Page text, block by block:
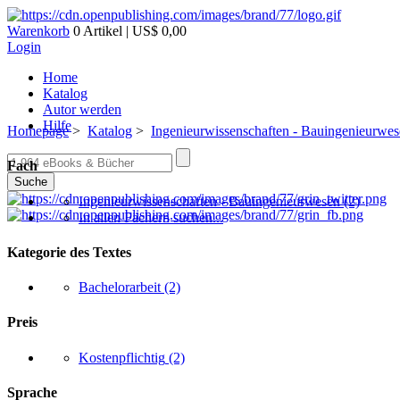
Warenkorb 0 Artikel | US$ 0,00
Login
Home
Katalog
Autor werden
Hilfe
Suche
Homepage> Katalog > Ingenieurwissenschaften -
Fach
Ingenieurwissenschaften - Bauingenieurwesen (2)
In allen Fächern suchen...
Kategorie des Textes
Bachelorarbeit (2)
Preis
Kostenpflichtig (2)
Sprache